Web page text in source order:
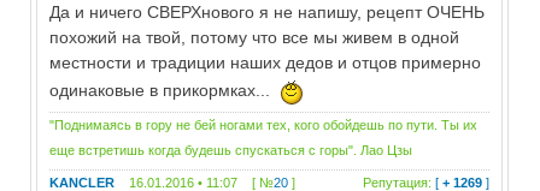
Да и ничего СВЕРХнового я не напишу, рецепт ОЧЕНЬ
похожий на твой, потому что все мы живем в одной
местности и традиции наших дедов и отцов примерно
одинаковые в прикормках...
"Поднимаясь в гору не бей ногами тех, кого обойдешь по пути. Ты их
еще встретишь когда будешь спускаться с горы". Лао Цзы
KANCLER 16.01.2016 • 11:07 [ №20 ] Репутация: [+ 1269 ]